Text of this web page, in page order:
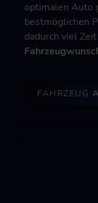
optimalen Auto
bestmöglichen
dadurch viel
FAHRZEUG